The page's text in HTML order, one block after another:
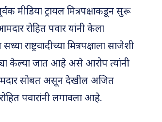
मीडिया ट्रायल मित्रपक्षाकडून सुरू
रोहित पवार यांनी केला
राष्ट्रवादीच्या मित्रपक्षाला साजेशी
केल्या जात आहे असे आरोप त्यांनी
सोबत असून देखील अजित
पवारांनी लगावला आहे.